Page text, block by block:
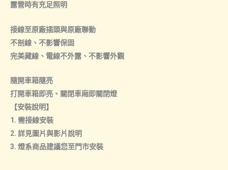
露營時有充足照明
接線至原廠插頭與原廠聯動
不剖線、不影響保固
完美藏線、電線不外露、不影響外觀
隨開車箱隨亮
打開車箱即亮、關閉車廂即關閉燈
【安裝說明】
1. 需接線安裝
2. 詳見圖片與影片說明
3. 燈系商品建議您至門市安裝